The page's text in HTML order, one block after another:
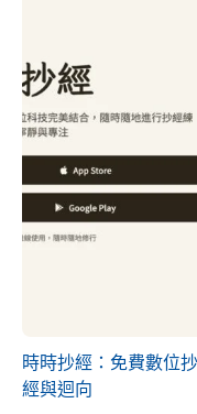
時時抄經：免費數位
經與迴向